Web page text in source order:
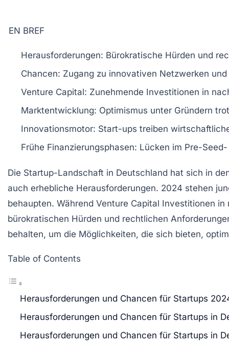
EN BREF
Herausforderungen: Bürokratische Hürden und
Chancen: Zugang zu innovativen Netzwerken
Venture Capital: Zunehmende Investitionen in
Marktentwicklung: Optimismus unter Gründern
Innovationsmotor: Start-ups treiben
Frühe Finanzierungsphasen: Lücken im Pre-
Die Startup-Landschaft in Deutschland hat sich in
auch erhebliche Herausforderungen. 2024 stehen
behaupten. Während Venture Capital Investitionen in
bürokratischen Hürden und rechtlichen
behalten, um die Möglichkeiten, die sich bieten,
Table of Contents
Herausforderungen und Chancen für Startups
Herausforderungen und Chancen für Startups in
Herausforderungen und Chancen für Startups in